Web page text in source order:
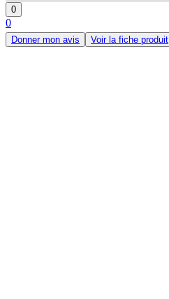
0
0
Donner mon avis Voir la fiche produit